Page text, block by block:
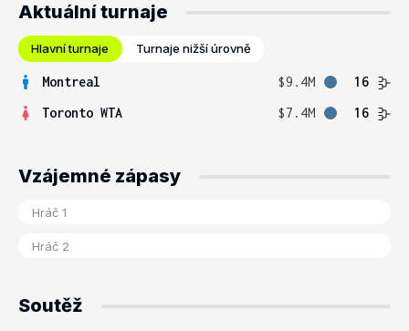
Aktuální turnaje
Hlavní turnaje Turnaje nižší úrovně
Montreal $9.4M
16
Toronto WTA
$7.4M 16
Vzájemné zápasy
Soutěž